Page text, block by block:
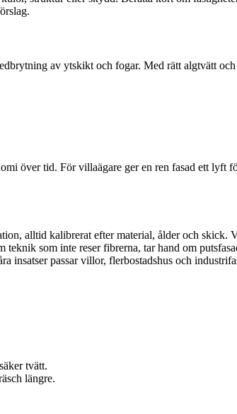
av ytskikt och fogar. Med rätt algtvätt
över tid. För villaägare ger en ren fasad ett lyft
alltid kalibrerat efter material, ålder och skick.
som inte reser fibrerna, tar hand om
insatser passar villor, flerbostadshus och
tvätt.
längre.